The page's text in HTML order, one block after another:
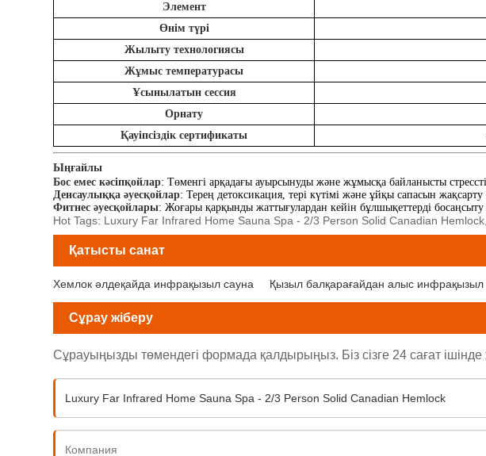
Элемент
Өнім түрі
Жылыту технологиясы
Жұмыс температурасы
Ұсынылатын сессия
Орнату
Қауіпсіздік сертификаты
Ыңғайлы
Бос емес кәсіпқойлар: Төменгі арқадағы ауырсынуды және жұмысқа байланысты
Денсаулыққа әуесқойлар: Терең детоксикация, тері күтімі және ұйқы сапасын
Фитнес әуесқойлары: Жоғары қарқынды жаттығулардан кейін бұлшықеттерді
Hot Tags: Luxury Far Infrared Home Sauna Spa - 2/3 Person Solid Canadian
Қатысты санат
Хемлок әлдеқайда инфрақызыл сауна Қызыл балқарағайдан алыс инфрақызыл
Сұрау жіберу
Сұрауыңызды төмендегі формада қалдырыңыз. Біз сізге 24 сағат ішінде